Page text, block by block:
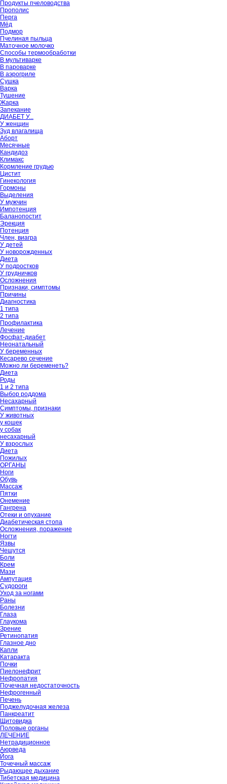
Продукты пчеловодства
Прополис
Перга
Мёд
Подмор
Пчелиная пыльца
Маточное молочко
Способы термообработки
В мультиварке
В пароварке
В аэрогриле
Сушка
Варка
Тушение
Жарка
Запекание
ДИАБЕТ У...
У женщин
Зуд влагалища
Аборт
Месячные
Кандидоз
Климакс
Кормление грудью
Цистит
Гинекология
Гормоны
Выделения
У мужчин
Импотенция
Баланопостит
Эрекция
Потенция
Член, виагра
У детей
У новорожденных
Диета
У подростков
У грудничков
Осложнения
Признаки, симптомы
Причины
Диагностика
1 типа
2 типа
Профилактика
Лечение
Фосфат-диабет
Неонатальный
У беременных
Кесарево сечение
Можно ли беременеть?
Диета
Роды
1 и 2 типа
Выбор роддома
Несахарный
Симптомы, признаки
У животных
у кошек
у собак
несахарный
У взрослых
Диета
Пожилых
ОРГАНЫ
Ноги
Обувь
Массаж
Пятки
Онемение
Гангрена
Отеки и опухание
Диабетическая стопа
Осложнения, поражение
Ногти
Язвы
Чешутся
Боли
Крем
Мази
Ампутация
Судороги
Уход за ногами
Раны
Болезни
Глаза
Глаукома
Зрение
Ретинопатия
Глазное дно
Капли
Катаракта
Почки
Пиелонефрит
Нефропатия
Почечная недостаточность
Нефрогенный
Печень
Поджелудочная железа
Панкреатит
Щитовидка
Половые органы
ЛЕЧЕНИЕ
Нетрадиционное
Аюрведа
Йога
Точечный массаж
Рыдающее дыхание
Тибетская медицина